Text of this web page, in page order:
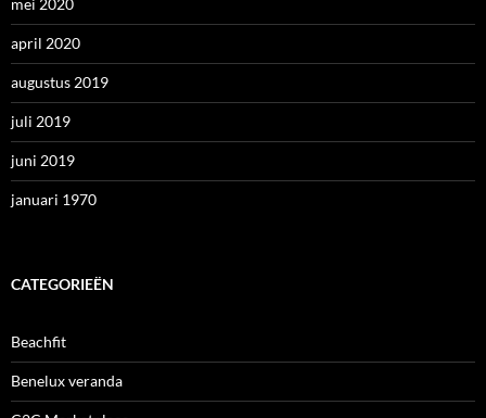
mei 2020
april 2020
augustus 2019
juli 2019
juni 2019
januari 1970
CATEGORIEËN
Beachfit
Benelux veranda